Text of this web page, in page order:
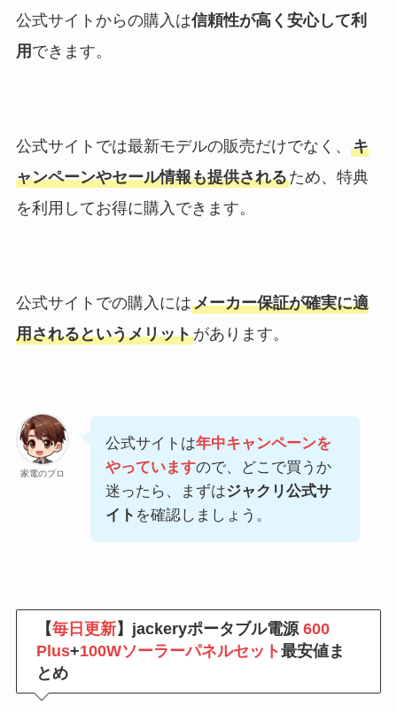
公式サイトからの購入は信頼性が高く安心して利
用 できます。
公式サイトでは最新モデルの販売だけでなく、 キ
ャンペーンやセール情報も提供されるため、特典
を利用してお得に購入できます。
公式サイトでの購入にはメーカー保証が確実に適
用されるというメリットがあります。
家電のプロ
公式サイトは年中キャンペーンを
やっていますので、どこで買うか
迷ったら、まずはジャクリ公式サ
イト を確認しましょう。
【毎日更新】jackeryポータブル電源600
Plus+100Wソーラーパネルセット最安値ま
とめ